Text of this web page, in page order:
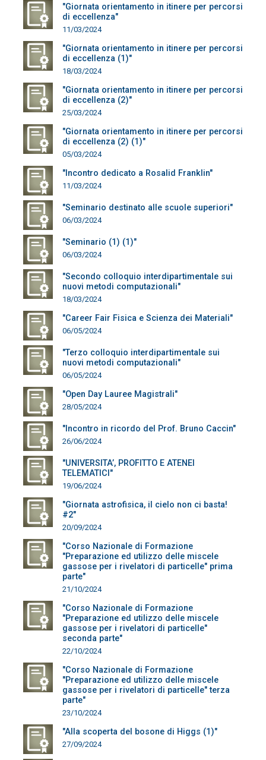
"Giornata orientamento in itinere per percorsi
di eccellenza"
11/03/2024
"Giornata orientamento in itinere per percorsi
di eccellenza (1)"
18/03/2024
"Giornata orientamento in itinere per percorsi
di eccellenza (2)"
25/03/2024
"Giornata orientamento in itinere per percorsi
di eccellenza (2) (1)"
05/03/2024
"Incontro dedicato a Rosalid Franklin"
11/03/2024
"Seminario destinato alle scuole superiori"
06/03/2024
"Seminario (1) (1)"
06/03/2024
"Secondo colloquio interdipartimentale sui
nuovi metodi computazionali"
18/03/2024
"Career Fair Fisica e Scienza dei Materiali"
06/05/2024
"Terzo colloquio interdipartimentale sui
nuovi metodi computazionali"
06/05/2024
"Open Day Lauree Magistrali"
28/05/2024
"Incontro in ricordo del Prof. Bruno Caccin"
26/06/2024
"UNIVERSITA’, PROFITTO E ATENEI
TELEMATICI"
19/06/2024
"Giornata astrofisica, il cielo non ci basta!
#2"
20/09/2024
"Corso Nazionale di Formazione
"Preparazione ed utilizzo delle miscele
gassose per i rivelatori di particelle" prima
parte"
21/10/2024
"Corso Nazionale di Formazione
"Preparazione ed utilizzo delle miscele
gassose per i rivelatori di particelle"
seconda parte"
22/10/2024
"Corso Nazionale di Formazione
"Preparazione ed utilizzo delle miscele
gassose per i rivelatori di particelle" terza
parte"
23/10/2024
"Alla scoperta del bosone di Higgs (1)"
27/09/2024